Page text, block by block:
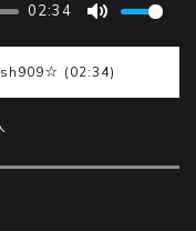
02:34
(02:34)